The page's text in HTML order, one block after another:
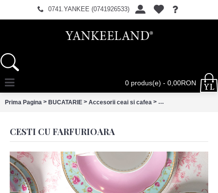
0741.YANKEE (0741926533)
0 produs(e) - 0,00RON
Prima Pagina > BUCATARIE > Accesorii ceai si cafea > Cesti cu farfurioara
CESTI CU FARFURIOARA